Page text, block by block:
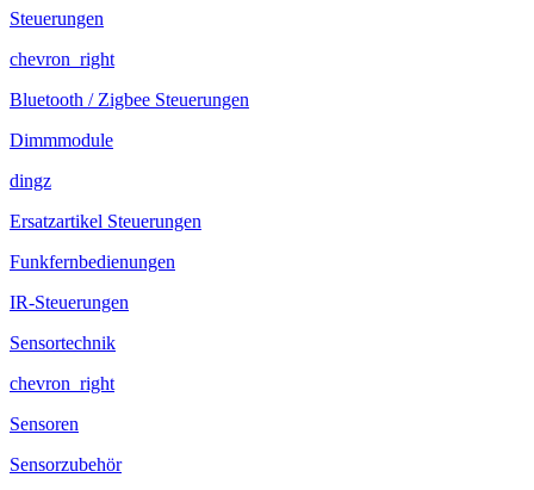
Steuerungen
chevron_right
Bluetooth / Zigbee Steuerungen
Dimmmodule
dingz
Ersatzartikel Steuerungen
Funkfernbedienungen
IR-Steuerungen
Sensortechnik
chevron_right
Sensoren
Sensorzubehör